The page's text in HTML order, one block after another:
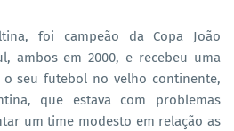
foi campeão da Copa João
ambos em 2000, e recebeu uma
o seu futebol no velho continente,
que estava com problemas
um time modesto em relação as